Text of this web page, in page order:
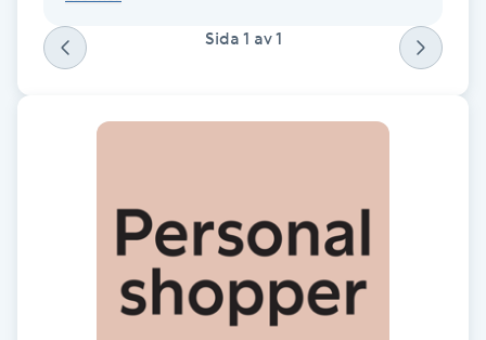
Dermapen
Diamantslipning
E
Extensions borttagning
Sida 1 av1